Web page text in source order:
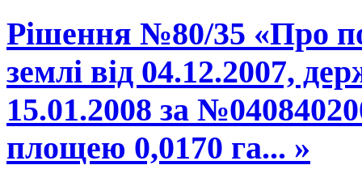
Рішення №80/35 «Про
землі від 04.12.2007,
15.01.2008 за
площею 0,0170 га... »